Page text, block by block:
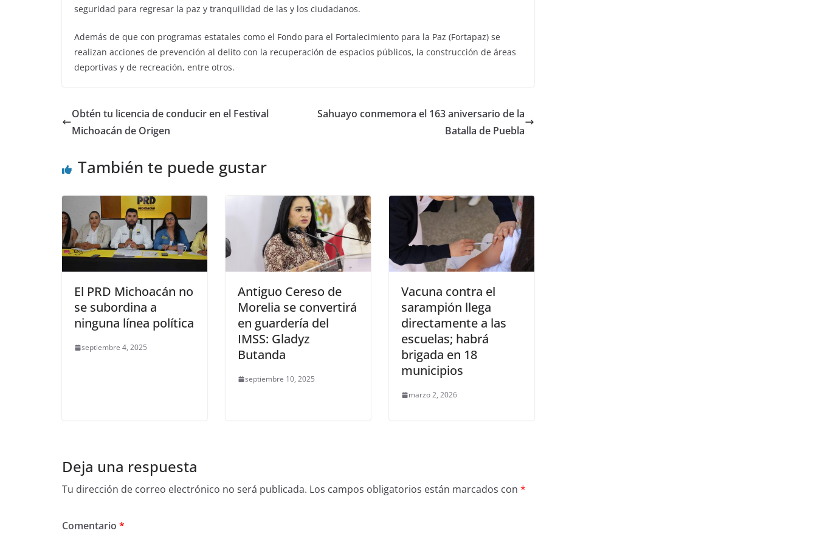
seguridad para regresar la paz y tranquilidad de las y los ciudadanos.
Además de que con programas estatales como el Fondo para el Fortalecimiento para la Paz (Fortapaz) se
realizan acciones de prevención al delito con la recuperación de espacios públicos, la construcción de áreas
deportivas y de recreación, entre otros.
Obtén tu licencia de conducir en el Festival
Michoacán de Origen
Sahuayo conmemora el 163 aniversario de la
Batalla de Puebla
También te puede gustar
El PRD Michoacán no
se subordina a
ninguna línea política
septiembre 4, 2025
Antiguo Cereso de
Morelia se convertirá
en guardería del
IMSS: Gladyz
Butanda
septiembre 10, 2025
Vacuna contra el
sarampión llega
directamente a las
escuelas; habrá
brigada en 18
municipios
marzo 2, 2026
Deja una respuesta
Tu dirección de correo electrónico no será publicada. Los campos obligatorios están marcados con *
Comentario *